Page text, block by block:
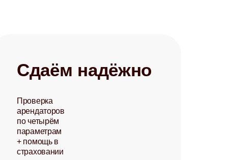
Проверка
арендаторов
по четырём
параметрам
+ помощь в
страховании
Сдаём надёжно